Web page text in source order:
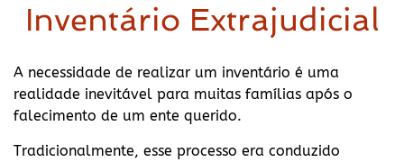
Inventário Extrajudicial
A necessidade de realizar um inventário é uma
realidade inevitável para muitas famílias após o
falecimento de um ente querido.
Tradicionalmente, esse processo era conduzido